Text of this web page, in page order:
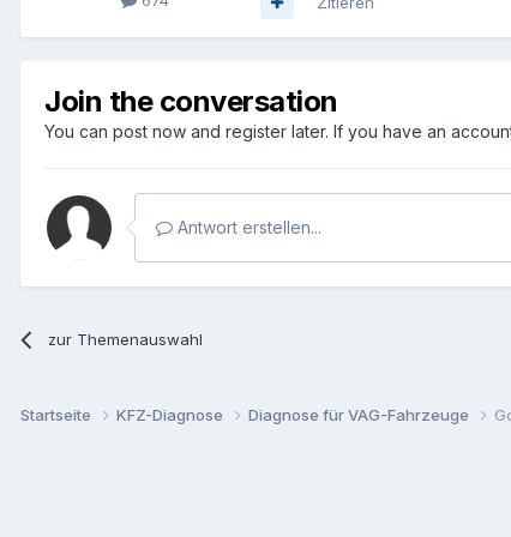
Join the conversation
You can post now and register later. If you have an
Antwort erstellen...
zur Themenauswahl
Startseite KFZ-Diagnose Diagnose für VAG-Fahrzeuge